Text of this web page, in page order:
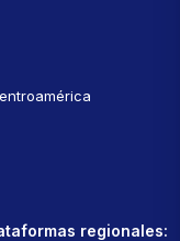
regionales: